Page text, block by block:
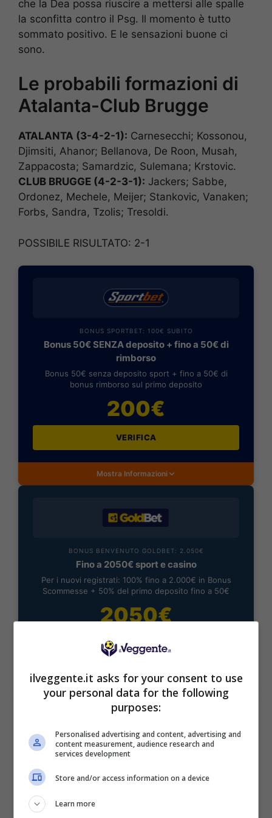
che la Dea possa riuscire a mettersi alle spalle
la sconfitta contro il Psg. Il momento è tutto
sommato positivo. E le sensazioni buone ci
sono.
Le probabili formazioni di
Atalanta-Club Brugge
ATALANTA (3-4-2-1): Carnesecchi; Kossonou,
Djimsiti, Ahanor; Bellanova, De Roon, Musah,
Zappacosta; Samardzic, Sulemana; Krstovic.
CLUB BRUGGE (4-2-3-1): Jackers; Sabbe,
Ordonez, Mechele, Meijer; Stankovic, Vanaken;
Forbs, Sandra, Tzolis; Tresoldi.
POSSIBILE RISULTATO: 2-1
BONUS SPORTBET: 100€ SUBITO
Bonus 50€ SENZA deposito + fino a 50€ di
rimborso
Bonus 50€ senza deposito sport + fino a 50€ di
bonus rimborso sul primo deposito
200€
VERIFICA
Mostra Informazioni
BONUS BENVENUTO GOLDBET: 2.050€
Fino a 2050€ sport e casino
Per i nuovi registrati: 100% fino a 2.000€ in Bonus
Scommesse + 50% del primo deposito fino a 50€
2050€
VERIFICA
Mostra Informazioni
BONUS BENVENUTO LOTTOMATICA: 2050€
Per i nuovi utenti della piattaforma: 100% fino a 50€ in
Bonus Scommesse + 100% fino a 2000€ in Bonus
ilveggente.it asks for your consent to use
your personal data for the following
purposes:
Personalised advertising and content, advertising and
content measurement, audience research and
services development
Store and/or access information on a device
Learn more